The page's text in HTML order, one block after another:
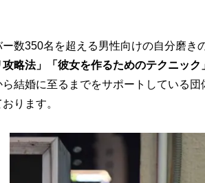
数350名を超える男性向けの自分磨き
攻略法」「彼女を作るためのテクニック
結婚に至るまでをサポートしている
ります。